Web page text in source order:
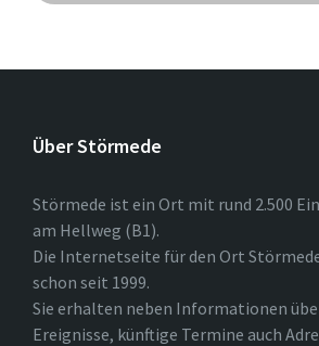
Über Störmede
Störmede ist ein Ort mit rund 2.500
am Hellweg (B1).
Die Internetseite für den Ort
schon seit 1999.
Sie erhalten neben Informationen
Ereignisse, künftige Termine auch